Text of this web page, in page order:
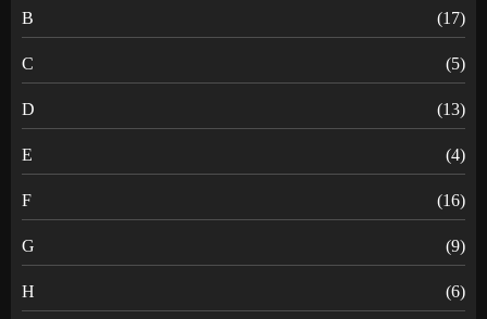
B (17)
C (5)
D (13)
E (4)
F (16)
G (9)
H (6)